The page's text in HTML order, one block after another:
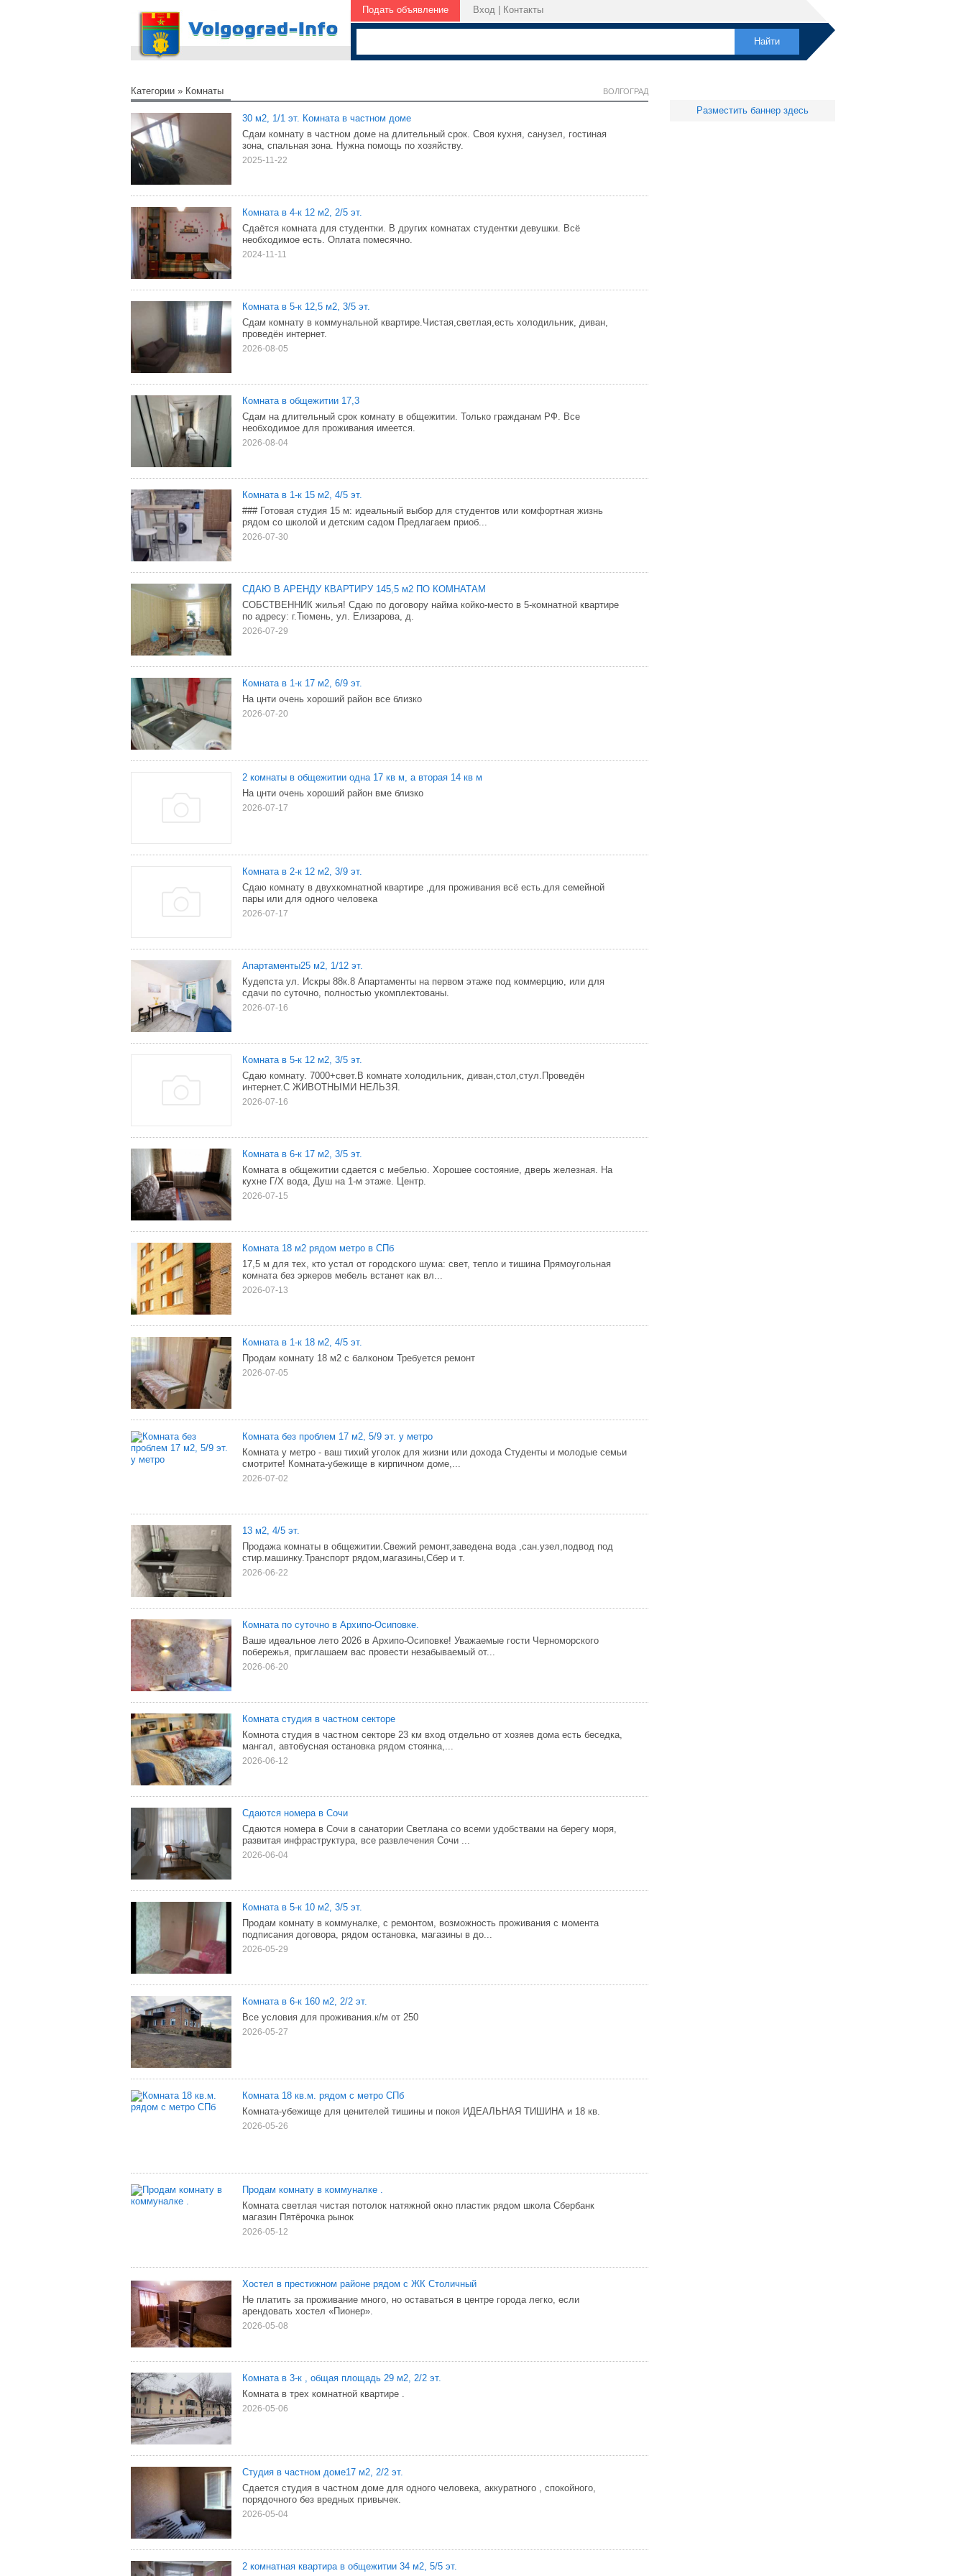
Подать объявление Вход Контакты
Категории » Комнаты ВОЛГОГРАД
30 м2, 1/1 эт. Комната в частном доме
Сдам комнату в частном доме на длительный срок. Своя кухня, санузел, гостиная
зона, спальная зона. Нужна помощь по хозяйству.
2025-11-22
Комната в 4-к 12 м2, 2/5 эт.
Сдаётся комната для студентки. В других комнатах студентки девушки. Всё
необходимое есть. Оплата помесячно.
2024-11-11
Комната в 5-к 12,5 м2, 3/5 эт.
Сдам комнату в коммунальной квартире.Чистая,светлая,есть холодильник, диван,
проведён интернет.
2026-08-05
Комната в общежитии 17,3
Сдам на длительный срок комнату в общежитии. Только гражданам РФ. Все
необходимое для проживания имеется.
2026-08-04
Комната в 1-к 15 м2, 4/5 эт.
### Готовая студия 15 м: идеальный выбор для студентов или комфортная жизнь
рядом со школой и детским садом Предлагаем приоб...
2026-07-30
СДАЮ В АРЕНДУ КВАРТИРУ 145,5 м2 ПО КОМНАТАМ
СОБСТВЕННИК жилья! Сдаю по договору найма койко-место в 5-комнатной квартире
по адресу: г.Тюмень, ул. Елизарова, д.
2026-07-29
Комната в 1-к 17 м2, 6/9 эт.
На цнти очень хороший район все близко
2026-07-20
2 комнаты в общежитии одна 17 кв м, а вторая 14 кв м
На цнти очень хороший район вме близко
2026-07-17
Комната в 2-к 12 м2, 3/9 эт.
Сдаю комнату в двухкомнатной квартире ,для проживания всё есть.для семейной
пары или для одного человека
2026-07-17
Апартаменты25 м2, 1/12 эт.
Кудепста ул. Искры 88к.8 Апартаменты на первом этаже под коммерцию, или для
сдачи по суточно, полностью укомплектованы.
2026-07-16
Комната в 5-к 12 м2, 3/5 эт.
Сдаю комнату. 7000+свет.В комнате холодильник, диван,стол,стул.Проведён
интернет.С ЖИВОТНЫМИ НЕЛЬЗЯ.
2026-07-16
Комната в 6-к 17 м2, 3/5 эт.
Комната в общежитии сдается с мебелью. Хорошее состояние, дверь железная. На
кухне Г/Х вода, Душ на 1-м этаже. Центр.
2026-07-15
Комната 18 м2 рядом метро в СПб
17,5 м для тех, кто устал от городского шума: свет, тепло и тишина Прямоугольная
комната без эркеров мебель встанет как вл...
2026-07-13
Комната в 1-к 18 м2, 4/5 эт.
Продам комнату 18 м2 с балконом Требуется ремонт
2026-07-05
Комната без проблем 17 м2, 5/9 эт. у метро
Комната у метро - ваш тихий уголок для жизни или дохода Студенты и молодые семьи
смотрите! Комната-убежище в кирпичном доме,...
2026-07-02
13 м2, 4/5 эт.
Продажа комнаты в общежитии.Свежий ремонт,заведена вода ,сан.узел,подвод под
стир.машинку.Транспорт рядом,магазины,Сбер и т.
2026-06-22
Комната по суточно в Архипо-Осиповке.
Ваше идеальное лето 2026 в Архипо-Осиповке! Уважаемые гости Черноморского
побережья, приглашаем вас провести незабываемый от...
2026-06-20
Комната студия в частном секторе
Комнота студия в частном секторе 23 км вход отдельно от хозяев дома есть беседка,
мангал, автобусная остановка рядом стоянка,...
2026-06-12
Сдаются номера в Cочи
Сдаются номера в Сочи в санатории Светлана со всеми удобствами на берегу моря,
развитая инфраструктура, все развлечения Сочи ...
2026-06-04
Комната в 5-к 10 м2, 3/5 эт.
Продам комнату в коммуналке, с ремонтом, возможность проживания с момента
подписания договора, рядом остановка, магазины в до...
2026-05-29
Комната в 6-к 160 м2, 2/2 эт.
Все условия для проживания.к/м от 250
2026-05-27
Комната 18 кв.м. рядом с метро СПб
Комната-убежище для ценителей тишины и покоя ИДЕАЛЬНАЯ ТИШИНА и 18 кв.
2026-05-26
Продам комнату в коммуналке .
Комната светлая чистая потолок натяжной окно пластик рядом школа Сбербанк
магазин Пятёрочка рынок
2026-05-12
Хостел в престижном районе рядом с ЖК Столичный
Не платить за проживание много, но оставаться в центре города легко, если
арендовать хостел «Пионер».
2026-05-08
Комната в 3-к , общая площадь 29 м2, 2/2 эт.
Комната в трех комнатной квартире .
2026-05-06
Студия в частном доме17 м2, 2/2 эт.
Сдается студия в частном доме для одного человека, аккуратного , спокойного,
порядочного без вредных привычек.
2026-05-04
2 комнатная квартира в общежитии 34 м2, 5/5 эт.
Разместить баннер здесь